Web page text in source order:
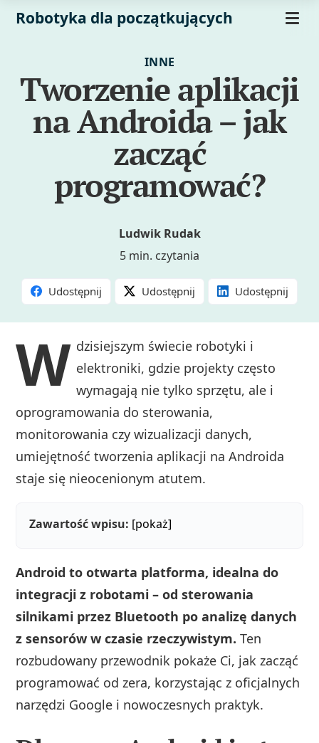
Robotyka dla początkujących
INNE
Tworzenie aplikacji
na Androida – jak
zacząć
programować?
Ludwik Rudak
5 min. czytania
Udostępnij Udostępnij Udostępnij
W dzisiejszym świecie robotyki i
elektroniki, gdzie projekty często
wymagają nie tylko sprzętu, ale i
oprogramowania do sterowania,
monitorowania czy wizualizacji danych,
umiejętność tworzenia aplikacji na Androida
staje się nieocenionym atutem.
Zawartość wpisu: [pokaż]
Android to otwarta platforma, idealna do
integracji z robotami – od sterowania
silnikami przez Bluetooth po analizę danych
z sensorów w czasie rzeczywistym. Ten
rozbudowany przewodnik pokaże Ci, jak zacząć
programować od zera, korzystając z oficjalnych
narzędzi Google i nowoczesnych praktyk.